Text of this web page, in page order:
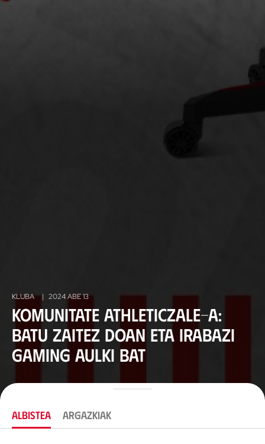
KLUBA | 2024 ABE 13
Komunitate Athleticzale-a:
batu zaitez doan eta irabazi
Gaming aulki bat
ALBISTEA ARGAZKIAK